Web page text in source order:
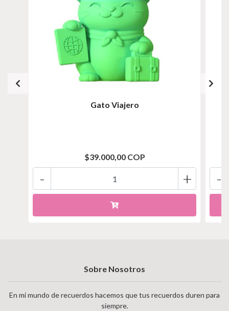
Gato Viajero
$39.000,00 COP
+
- -
Sobre Nosotros
En mi mundo de recuerdos hacemos que tus recuerdos duren para
siempre.